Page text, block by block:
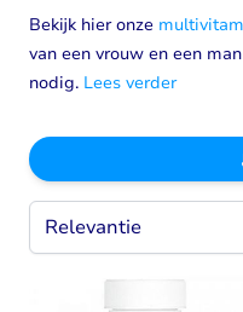
Bekijk hier onze
van een vrouw en een
nodig. Lees verder